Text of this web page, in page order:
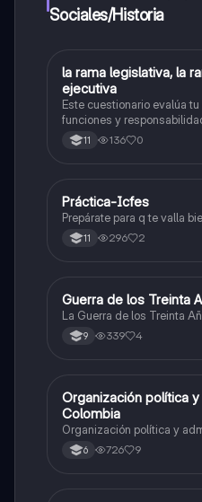
Sociales/Historia
LSociales/Historia
la rama legislativa, la
ejecutiva
Este cuestionario evalúa
funciones y
legislativa, judicial y
11 136 0
Sociales/Historia
Práctica-Icfes
Prepárate para q te valla
11 296 2
Sociales/Historia
Guerra de los Treinta
La Guerra de los Treinta
9 339 4
Sociales/Historia
Organización política
Colombia
Organización política y
6 726 9